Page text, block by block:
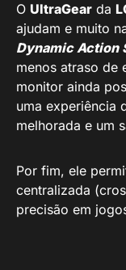
O UltraGear da
ajudam e muito
Dynamic Action
menos atraso de
monitor ainda
uma experiência
melhorada e um
Por fim, ele
centralizada
precisão em